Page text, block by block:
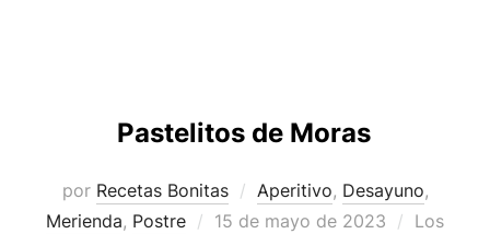
Pastelitos de Moras
por Recetas Bonitas Aperitivo, Desayuno,
Merienda, Postre
Publicado
15 de mayo de 2023
Los